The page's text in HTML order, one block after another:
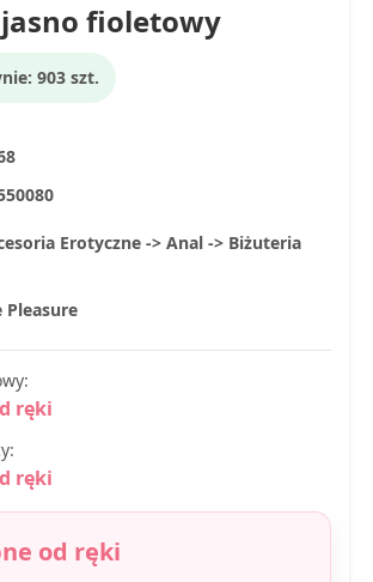
fioletowy
903 szt.
Erotyczne -> Anal -> Biżuteria
Pleasure
ręki
ręki
od ręki